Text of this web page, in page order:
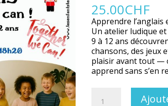
25.00CHF
Apprendre l’anglais
Un atelier ludique
9 à 12 ans
chansons, des jeux
plaisir avant tout —
apprend sans s’en